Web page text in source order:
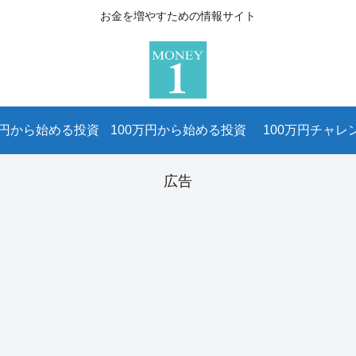
お金を増やすための情報サイト
から始める投資 100万円から始める投資 100万円チャレ
広告